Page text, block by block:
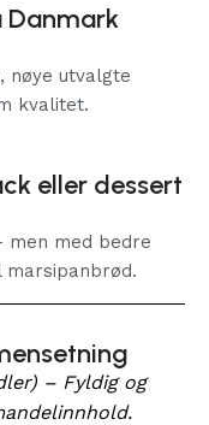
Danmark
nøye utvalgte
kvalitet.
eller dessert
men med bedre
– Fyldig og